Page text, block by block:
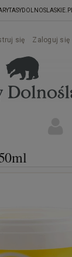
się Zaloguj się